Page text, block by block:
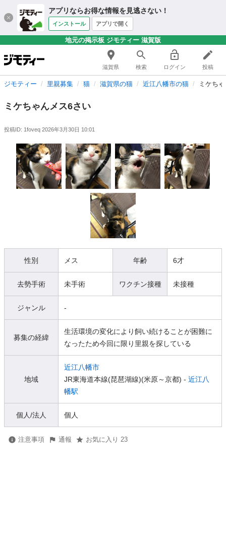
アプリならお得な情報を見逃さない！
インストール アプリで開く
地元の掲示板 ジモティー 滋賀版
滋賀県 検索 ログイン 投稿
ジモティー 里親募集 猫 滋賀県の猫 近江八幡市の猫 ミケち
ミケちゃんメス6さい
投稿ID: 1foveq 2026年3月30日 10:01
性別 メス 年齢 6才
去勢手術 未手術 ワクチン接種 未接種
ジャンル -
募集の経緯
生活環境の変化により飼い続けることが困難に
なったため今回に限り里親を探している
地域
近江八幡市
JR東海道本線(琵琶湖線)(米原～京都) - 近江八
幡駅
個人/法人 個人
注意事項 通報 お気に入り 23